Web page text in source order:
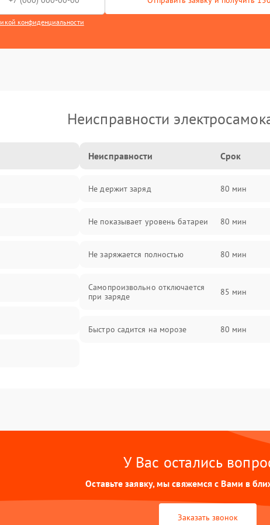
конфиденциальности
Неисправности
Неисправности Срок
Не держит заряд 80 мин
Не показывает уровень батареи 80 мин
Не заряжается полностью 80 мин
Самопроизвольно отключается
при заряде
85 мин
Быстро садится на морозе 80 мин
У Вас остались
Оставьте заявку, мы свяжемся с Вами в
Заказать звонок